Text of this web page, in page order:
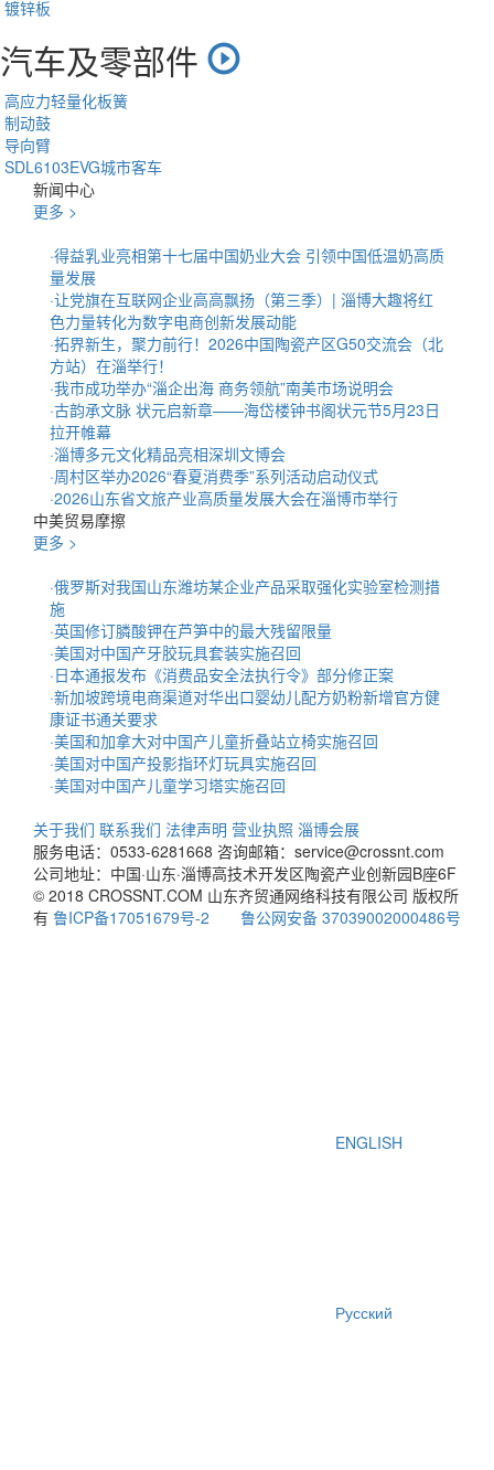
镀锌板
汽车及零部件
高应力轻量化板簧
制动鼓
导向臂
SDL6103EVG城市客车
新闻中心
更多 >
·得益乳业亮相第十七届中国奶业大会 引领中国低温奶高质
量发展
·让党旗在互联网企业高高飘扬（第三季）| 淄博大趣将红
色力量转化为数字电商创新发展动能
·拓界新生，聚力前行！2026中国陶瓷产区G50交流会（北
方站）在淄举行！
·我市成功举办“淄企出海 商务领航”南美市场说明会
·古韵承文脉 状元启新章——海岱楼钟书阁状元节5月23日
拉开帷幕
·淄博多元文化精品亮相深圳文博会
·周村区举办2026“春夏消费季”系列活动启动仪式
·2026山东省文旅产业高质量发展大会在淄博市举行
中美贸易摩擦
更多 >
·俄罗斯对我国山东潍坊某企业产品采取强化实验室检测措
施
·英国修订膦酸钾在芦笋中的最大残留限量
·美国对中国产牙胶玩具套装实施召回
·日本通报发布《消费品安全法执行令》部分修正案
·新加坡跨境电商渠道对华出口婴幼儿配方奶粉新增官方健
康证书通关要求
·美国和加拿大对中国产儿童折叠站立椅实施召回
·美国对中国产投影指环灯玩具实施召回
·美国对中国产儿童学习塔实施召回
关于我们 联系我们 法律声明 营业执照 淄博会展
服务电话：0533-6281668 咨询邮箱：service@crossnt.com
公司地址：中国·山东·淄博高技术开发区陶瓷产业创新园B座6F
© 2018 CROSSNT.COM 山东齐贸通网络科技有限公司 版权所
有 鲁ICP备17051679号-2 鲁公网安备 37039002000486号
ENGLISH
Русский